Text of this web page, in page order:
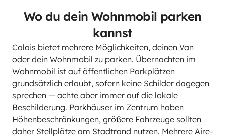
Wo du dein Wohnmobil parken
kannst
Calais bietet mehrere Möglichkeiten, deinen Van
oder dein Wohnmobil zu parken. Übernachten im
Wohnmobil ist auf öffentlichen Parkplätzen
grundsätzlich erlaubt, sofern keine Schilder dagegen
sprechen — achte aber immer auf die lokale
Beschilderung. Parkhäuser im Zentrum haben
Höhenbeschränkungen, größere Fahrzeuge sollten
daher Stellplätze am Stadtrand nutzen. Mehrere Aire-